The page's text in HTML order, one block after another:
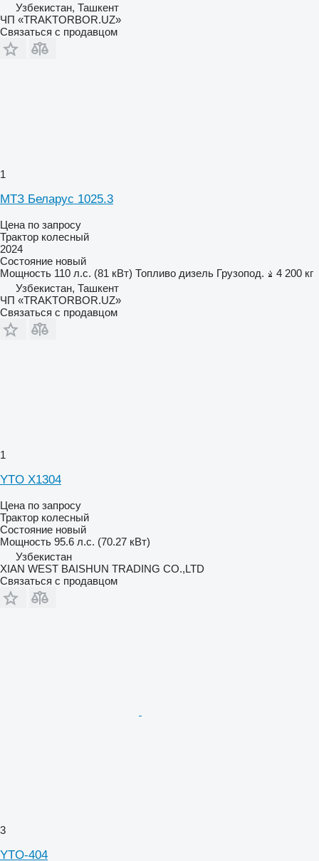
Узбекистан, Ташкент
ЧП «TRAKTORBOR.UZ»
Связаться с продавцом
1
МТЗ Беларус 1025.3
Цена по запросу
Трактор колесный
2024
Состояние новый
Мощность 110 л.с. (81 кВт) Топливо дизель Грузопод.
4 200 кг
Узбекистан, Ташкент
ЧП «TRAKTORBOR.UZ»
Связаться с продавцом
1
YTO X1304
Цена по запросу
Трактор колесный
Состояние новый
Мощность 95.6 л.с. (70.27 кВт)
Узбекистан
XIAN WEST BAISHUN TRADING CO.,LTD
Связаться с продавцом
3
YTO-404